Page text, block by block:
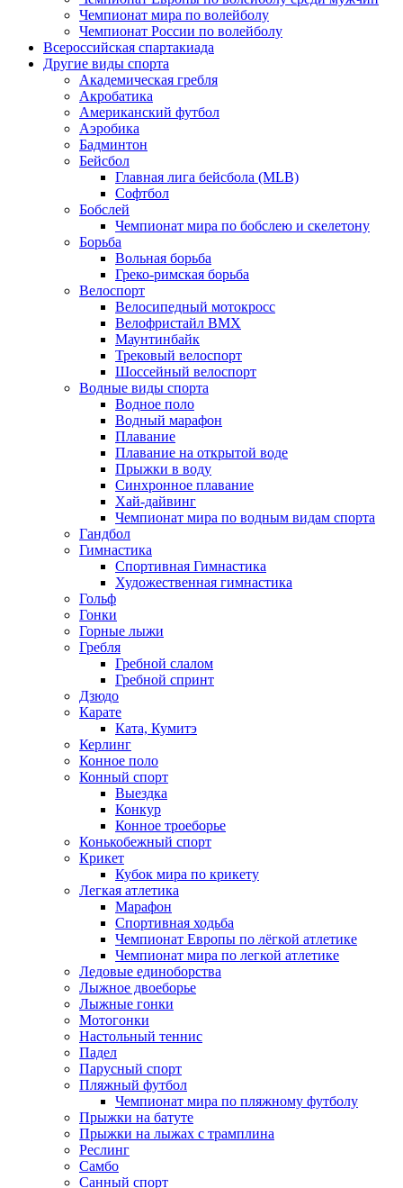
Чемпионат мира по волейболу
Чемпионат России по волейболу
Всероссийская спартакиада
Другие виды спорта
Академическая гребля
Акробатика
Американский футбол
Аэробика
Бадминтон
Бейсбол
Главная лига бейсбола (MLB)
Софтбол
Бобслей
Чемпионат мира по бобслею и скелетону
Борьба
Вольная борьба
Греко-римская борьба
Велоспорт
Велосипедный мотокросс
Велофристайл BMX
Маунтинбайк
Трековый велоспорт
Шоссейный велоспорт
Водные виды спорта
Водное поло
Водный марафон
Плавание
Плавание на открытой воде
Прыжки в воду
Синхронное плавание
Хай-дайвинг
Чемпионат мира по водным видам спорта
Гандбол
Гимнастика
Спортивная Гимнастика
Художественная гимнастика
Гольф
Гонки
Горные лыжи
Гребля
Гребной слалом
Гребной спринт
Дзюдо
Карате
Ката, Кумитэ
Керлинг
Конное поло
Конный спорт
Выездка
Конкур
Конное троеборье
Конькобежный спорт
Крикет
Кубок мира по крикету
Легкая атлетика
Марафон
Спортивная ходьба
Чемпионат Европы по лёгкой атлетике
Чемпионат мира по легкой атлетике
Ледовые единоборства
Лыжное двоеборье
Лыжные гонки
Мотогонки
Настольный теннис
Падел
Парусный спорт
Пляжный футбол
Чемпионат мира по пляжному футболу
Прыжки на батуте
Прыжки на лыжах с трамплина
Реслинг
Самбо
Санный спорт